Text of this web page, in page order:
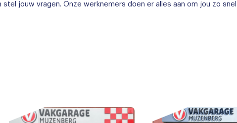
jouw vragen. Onze werknemers doen er alles aan om jou zo